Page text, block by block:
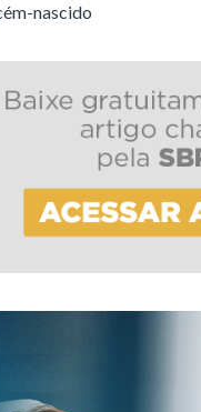
nascido